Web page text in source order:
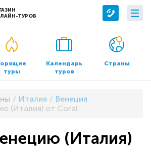
ТУРОВ
О компании
О нас
Контакты
Документы и реквизиты
туры
Календарь
туров
Страны
Италия
Венеция
(Италия) от Coral
(Италия)